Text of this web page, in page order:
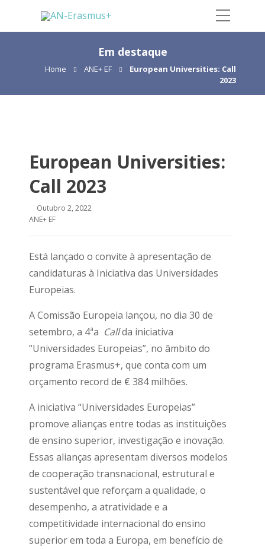
Em destaque
Home ANE+ EF
European Universities: Call
2023
European Universities:
Call 2023
Outubro 2, 2022
ANE+ EF
Está lançado o convite à apresentação de
candidaturas à Iniciativa das Universidades
Europeias.
A Comissão Europeia lançou, no dia 30 de
setembro, a 4ªa Callda iniciativa
“Universidades Europeias”, no âmbito do
programa Erasmus+, que conta com um
orçamento record de € 384 milhões.
A iniciativa “Universidades Europeias”
promove alianças entre todas as instituições
de ensino superior, investigação e inovação.
Essas alianças apresentam diversos modelos
de cooperação transnacional, estrutural e
sustentável que reforçam a qualidade, o
desempenho, a atratividade e a
competitividade internacional do ensino
superior em toda a Europa, em benefício de